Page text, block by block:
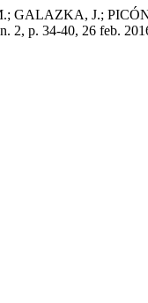
J.; PICÓN,
2, p. 34-40, 26 feb.